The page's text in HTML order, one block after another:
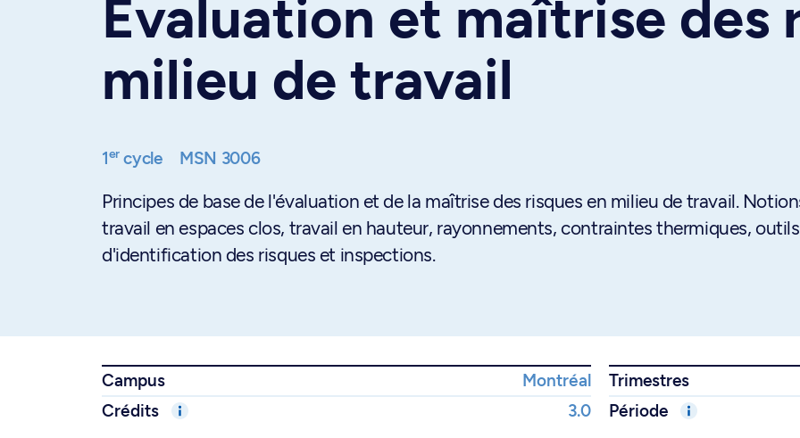
Évaluation et maîtrise des
milieu de travail
1ercycle MSN 3006
Principes de base de l'évaluation et de la maîtrise des risques en milieu de travail.
travail en espaces clos, travail en hauteur, rayonnements, contraintes thermiques, outils
d'identification des risques et inspections.
Campus Montréal Trimestres
Crédits
3.0 Période